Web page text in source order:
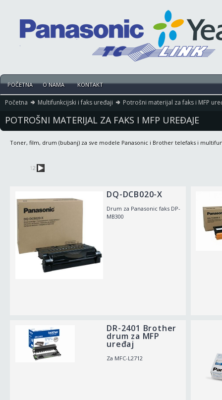
POČETNA O NAMA KONTAKT
Početna Multifunkcijski i faks uređaji Potrošni materijal za faks i MFP
POTROŠNI MATERIJAL ZA FAKS I MFP UREĐAJE
Toner, film, drum (bubanj) za sve modele Panasonic i Brother telefaks i
12
DQ-DCB020-X
Drum za Panasonic faks DP-
MB300
DR-2401 Brother
drum za MFP
uređaj
Za MFC-L2712